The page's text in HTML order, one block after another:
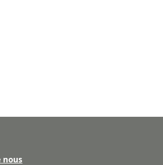
nous